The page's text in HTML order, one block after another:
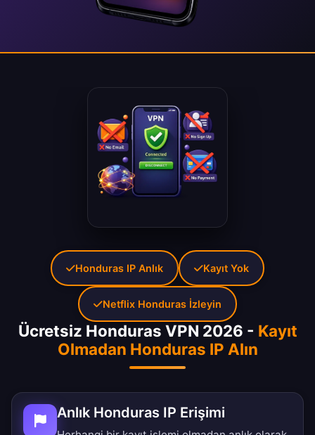
Ücretsiz Honduras VPN 2026 - Kayıt
Olmadan Honduras IP Alın
Anlık Honduras IP Erişimi
Honduras IP Anlık Kayıt Yok
Netflix Honduras İzleyin